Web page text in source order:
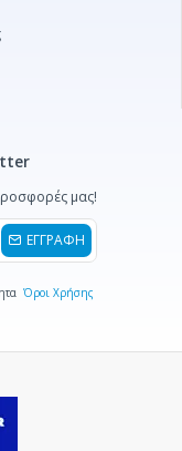
μας!
ΕΓΓΡΑΦΗ
Όροι Χρήσης